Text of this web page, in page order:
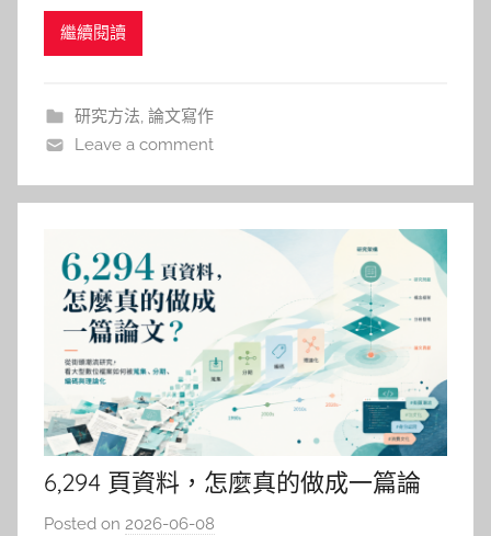
Facebook 資料的操作文，更不是要鼓勵大家把個人
為時，資料
繼續閱讀
研究方法, 論文寫作
Leave a comment
6,294 頁資料，怎麼真的做成一篇論
文？
Posted on 2026-06-08